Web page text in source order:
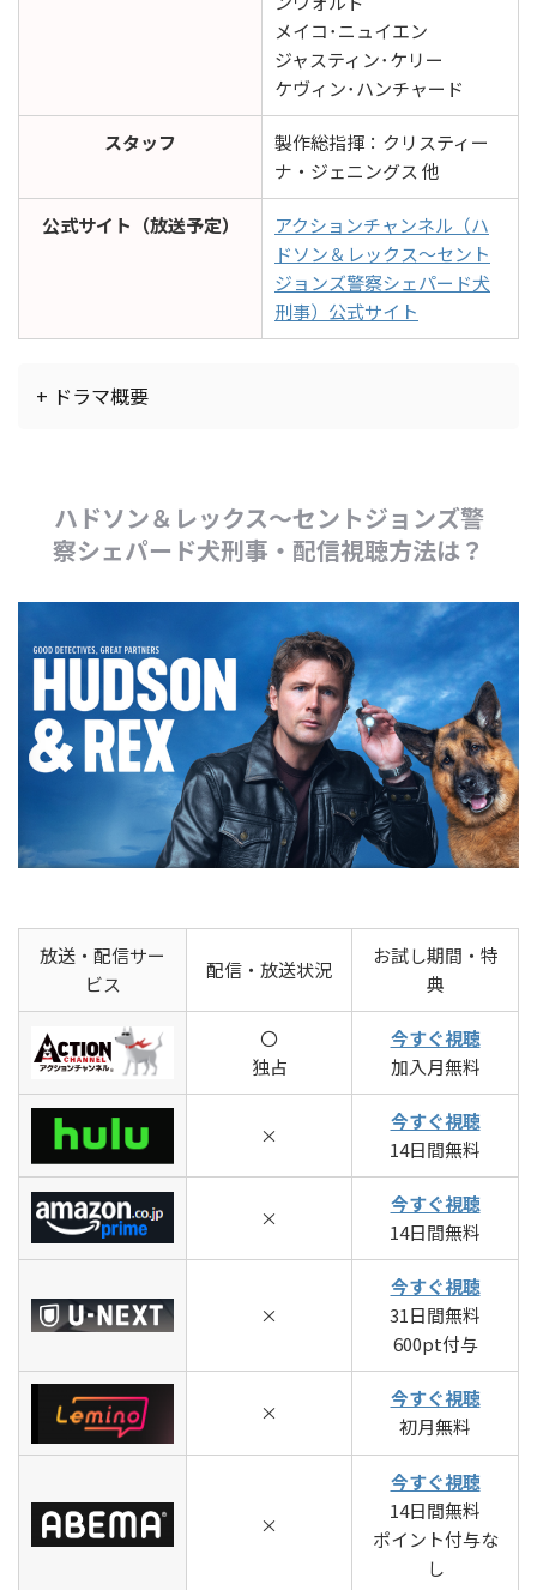
メイコ･ニュイエン
ジャスティン･ケリー
ケヴィン･ハンチャード
スタッフ
製作総指揮：クリスティー
ナ・ジェニングス 他
公式サイト（放送予定）
アクションチャンネル（ハ
ドソン＆レックス～セント
ジョンズ警察シェパード犬
刑事）公式サイト
+ ドラマ概要
ハドソン＆レックス～セントジョンズ警
察シェパード犬刑事・配信視聴方法は？
放送・配信サー
ビス
配信・放送状況
お試し期間・特
典
〇
独占
今すぐ視聴
加入月無料
×
今すぐ視聴
14日間無料
×
今すぐ視聴
14日間無料
×
今すぐ視聴
31日間無料
600pt付与
×
今すぐ視聴
初月無料
×
今すぐ視聴
14日間無料
ポイント付与な
し